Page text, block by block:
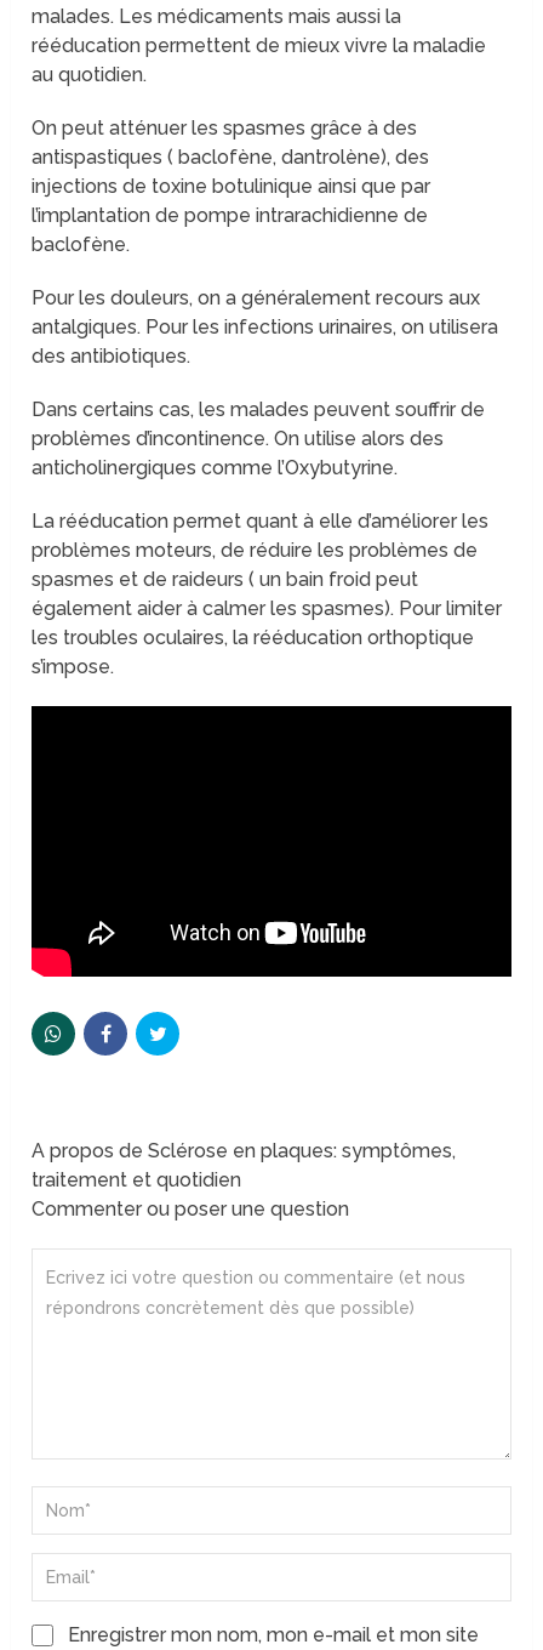
malades. Les médicaments mais aussi la
rééducation permettent de mieux vivre la maladie
au quotidien.
On peut atténuer les spasmes grâce à des
antispastiques ( baclofène, dantrolène), des
injections de toxine botulinique ainsi que par
l’implantation de pompe intrarachidienne de
baclofène.
Pour les douleurs, on a généralement recours aux
antalgiques. Pour les infections urinaires, on utilisera
des antibiotiques.
Dans certains cas, les malades peuvent souffrir de
problèmes d’incontinence. On utilise alors des
anticholinergiques comme l’Oxybutyrine.
La rééducation permet quant à elle d’améliorer les
problèmes moteurs, de réduire les problèmes de
spasmes et de raideurs ( un bain froid peut
également aider à calmer les spasmes). Pour limiter
les troubles oculaires, la rééducation orthoptique
s’impose.
A propos de Sclérose en plaques: symptômes,
traitement et quotidien
Commenter ou poser une question
Enregistrer mon nom, mon e-mail et mon site